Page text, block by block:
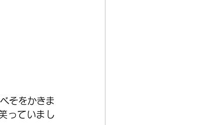
そをかきま
っていまし